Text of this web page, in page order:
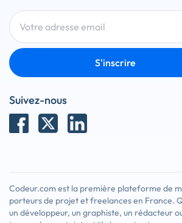
S'inscrire
Suivez-nous
Codeur.com est la première plateforme de
porteurs de projet et freelances en France.
un développeur, un graphiste, un rédacteur